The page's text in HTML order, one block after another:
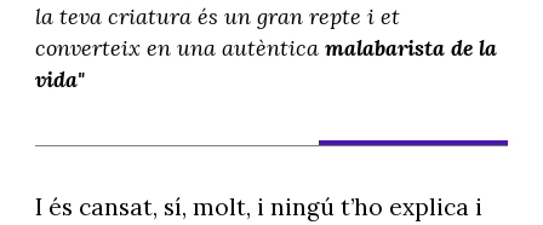
la teva criatura és un gran repte i et
converteix en una autèntica malabarista de la
vida"
I és cansat, sí, molt, i ningú t’ho explica i